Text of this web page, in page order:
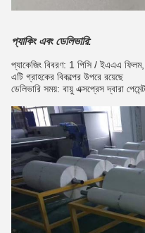
প্যাকিং এবং ডেলিভারি:
প্যাকেজিং বিবরণ: 1 পিসি / ইএএএ
এটি গ্রাহকের বিকল্পের উপরে রয়েছে
ডেলিভারি সময়: বায়ু এক্সপ্রেস দ্বারা